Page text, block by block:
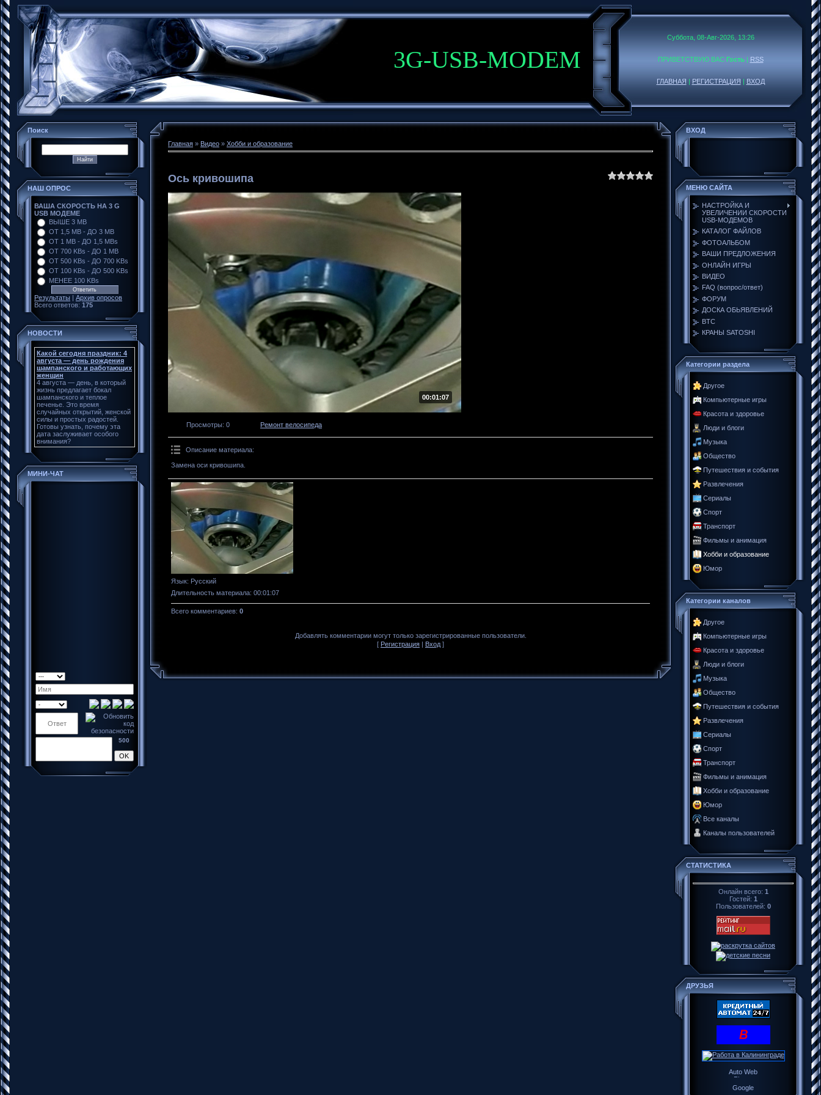
3G-USB-MODEM
Суббота, 08-Авг-2026, 13:26
ПРИВЕТСТВУЮ ВАС Гость| RSS
ГЛАВНАЯ | РЕГИСТРАЦИЯ | ВХОД
Поиск
НАШ ОПРОС
ВАША СКОРОСТЬ НА 3 G
USB МОДЕМЕ
ВЫШЕ 3 MB
ОТ 1,5 MB - ДО 3 MB
ОТ 1 MB - ДО 1,5 MBs
ОТ 700 KBs - ДО 1 MB
ОТ 500 KBs - ДО 700 KBs
ОТ 100 KBs - ДО 500 KBs
МЕНЕЕ 100 KBs
Результаты | Архив опросов
Всего ответов: 175
НОВОСТИ
Какой сегодня праздник: 4
августа — день рождения
шампанского и работающих
женщин
4 августа — день, в который
жизнь предлагает бокал
шампанского и теплое
печенье. Это время
случайных открытий, женской
силы и простых радостей.
Готовы узнать, почему эта
дата заслуживает особого
внимания?
МИНИ-ЧАТ
500
Главная » Видео » Хобби и образование
Ось кривошипа
00:01:07
Просмотры: 0 Ремонт велосипеда
Описание материала:
Замена оси кривошипа.
Язык: Русский
Длительность материала: 00:01:07
Всего комментариев: 0
Добавлять комментарии могут только зарегистрированные пользователи.
[ Регистрация | Вход ]
ВХОД
МЕНЮ САЙТА
НАСТРОЙКА И
УВЕЛИЧЕНИИ СКОРОСТИ
USB-МОДЕМОВ
КАТАЛОГ ФАЙЛОВ
ФОТОАЛЬБОМ
ВАШИ ПРЕДЛОЖЕНИЯ
ОНЛАЙН ИГРЫ
ВИДЕО
FAQ (вопрос/ответ)
ФОРУМ
ДОСКА ОБЬЯВЛЕНИЙ
BTC
КРАНЫ SATOSHI
Категории раздела
Другое
Компьютерные игры
Красота и здоровье
Люди и блоги
Музыка
Общество
Путешествия и события
Развлечения
Сериалы
Спорт
Транспорт
Фильмы и анимация
Хобби и образование
Юмор
Категории каналов
Другое
Компьютерные игры
Красота и здоровье
Люди и блоги
Музыка
Общество
Путешествия и события
Развлечения
Сериалы
Спорт
Транспорт
Фильмы и анимация
Хобби и образование
Юмор
Все каналы
Каналы пользователей
СТАТИСТИКА
Онлайн всего: 1
Гостей: 1
Пользователей: 0
ДРУЗЬЯ